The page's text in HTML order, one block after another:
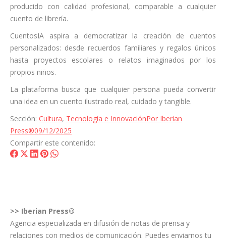
producido con calidad profesional, comparable a cualquier
cuento de librería.
CuentosIA aspira a democratizar la creación de cuentos
personalizados: desde recuerdos familiares y regalos únicos
hasta proyectos escolares o relatos imaginados por los
propios niños.
La plataforma busca que cualquier persona pueda convertir
una idea en un cuento ilustrado real, cuidado y tangible.
Sección: Cultura, Tecnología e InnovaciónPor Iberian
Press®09/12/2025
Compartir este contenido:
ShareShareShare
ShareShare
>> Iberian Press®
Agencia especializada en difusión de notas de prensa y
relaciones con medios de comunicación. Puedes enviarnos tu